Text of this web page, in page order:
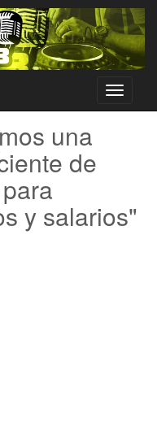
Toggle
una
de
y salarios"